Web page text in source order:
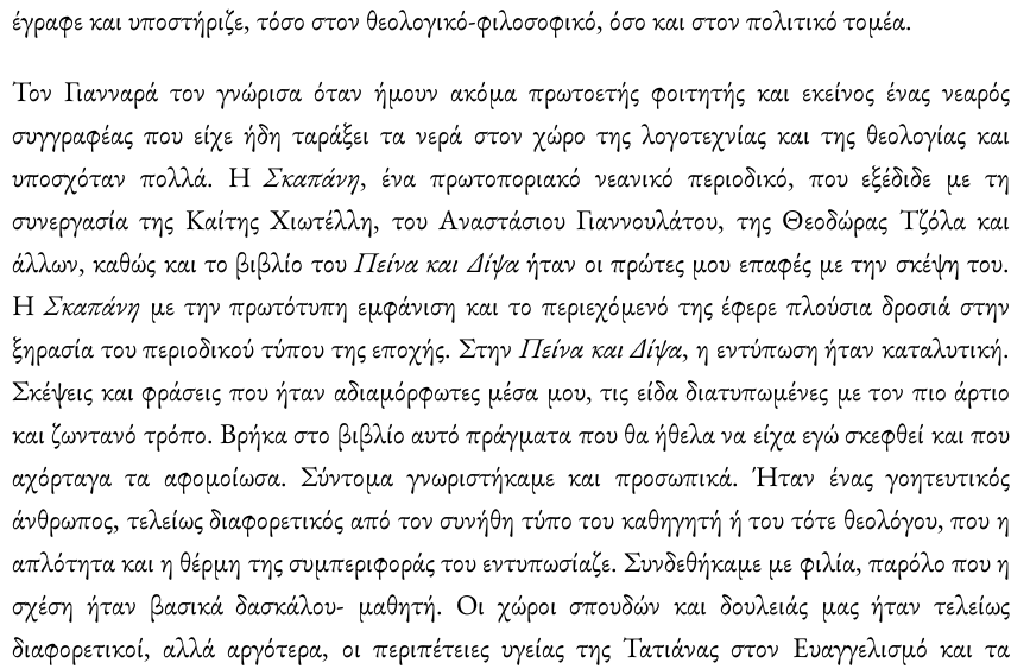
έγραφε και υποστήριζε, τόσο στον θεολογικό-φιλοσοφικό, όσο και στον πολιτικό τομέα.
Τον Γιανναρά τον γνώρισα όταν ήμουν ακόμα πρωτοετής φοιτητής και εκείνος ένας νεαρός
συγγραφέας που είχε ήδη ταράξει τα νερά στον χώρο της λογοτεχνίας και της θεολογίας και
υποσχόταν πολλά. ΗΣκαπάνη, ένα πρωτοποριακό νεανικό περιοδικό, που εξέδιδε με τη
συνεργασία της Καίτης Χιωτέλλη, του Αναστάσιου Γιαννουλάτου, της Θεοδώρας Τζόλα και
άλλων, καθώς και το βιβλίο τουΠείνα και Δίψαήταν οι πρώτες μου επαφές με την σκέψη του.
ΗΣκαπάνημε την πρωτότυπη εμφάνιση και το περιεχόμενό της έφερε πλούσια δροσιά στην
ξηρασία του περιοδικού τύπου της εποχής. ΣτηνΠείνα και Δίψα, η εντύπωση ήταν καταλυτική.
Σκέψεις και φράσεις που ήταν αδιαμόρφωτες μέσα μου, τις είδα διατυπωμένες με τον πιο άρτιο
και ζωντανό τρόπο. Βρήκα στο βιβλίο αυτό πράγματα που θα ήθελα να είχα εγώ σκεφθεί και που
αχόρταγα τα αφομοίωσα. Σύντομα γνωριστήκαμε και προσωπικά. Ήταν ένας γοητευτικός
άνθρωπος, τελείως διαφορετικός από τον συνήθη τύπο του καθηγητή ή του τότε θεολόγου, που η
απλότητα και η θέρμη της συμπεριφοράς του εντυπωσίαζε. Συνδεθήκαμε με φιλία, παρόλο που η
σχέση ήταν βασικά δασκάλου- μαθητή. Οι χώροι σπουδών και δουλειάς μας ήταν τελείως
διαφορετικοί, αλλά αργότερα, οι περιπέτειες υγείας της Τατιάνας στον Ευαγγελισμό και τα